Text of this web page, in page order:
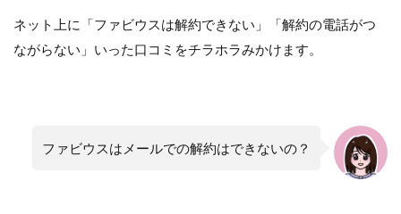
ネット上に「ファビウスは解約できない」「解約の電話がつ
ながらない」いった口コミをチラホラみかけます。
ファビウスはメールでの解約はできないの？